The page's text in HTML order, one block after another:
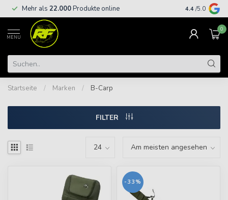
Mehr als 22.000Produkte online Kostenloser
€
4.4 /5.0
MENU
0
Startseite / Marken / B-Carp
FILTER
-33%